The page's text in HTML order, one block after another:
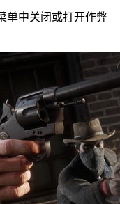
单中关闭或打开作弊